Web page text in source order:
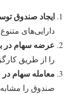
ایجاد صندوق
دارایی‌های
عرضه سهام در
را از طریق
معامله سهام
صندوق را